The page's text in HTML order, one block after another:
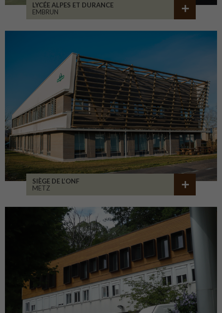
LYCÉE ALPES ET DURANCE
EMBRUN
SIÈGE DE L’ONF
METZ